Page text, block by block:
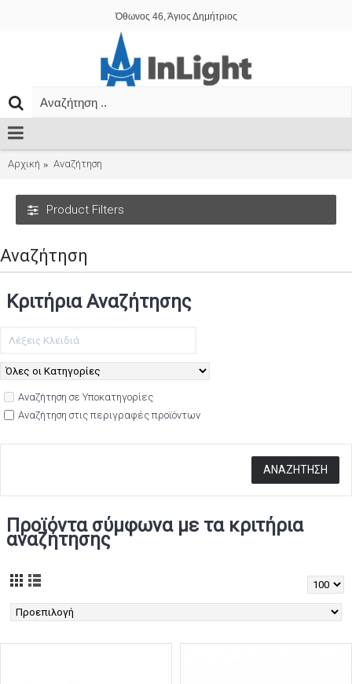
Όθωνος 46, Άγιος Δημήτριος
Αρχική Αναζήτηση
Product Filters
Αναζήτηση
Κριτήρια Αναζήτησης
Αναζήτηση σε Υποκατηγορίες
Αναζήτηση στις περιγραφές προϊόντων
Προϊόντα σύμφωνα με τα κριτήρια
αναζήτησης